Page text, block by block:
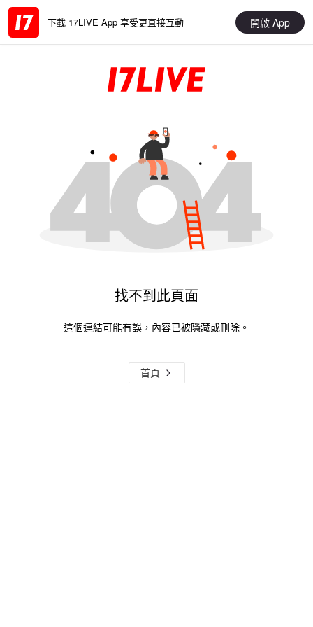
下載 17LIVE App 享受更直接互動 開啟 App
找不到此頁面
這個連結可能有誤，內容已被隱藏或刪除。
首頁